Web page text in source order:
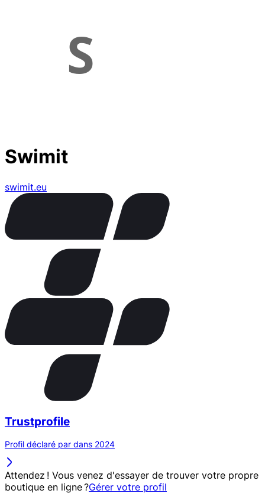
Swimit
swimit.eu
Trustprofile
Profil déclaré par dans 2024
Attendez ! Vous venez d'essayer de trouver votre propre
boutique en ligne ?Gérer votre profil